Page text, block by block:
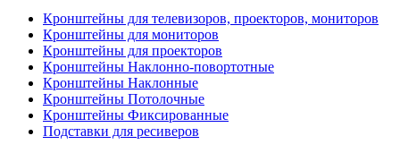
Кронштейны для телевизоров, проекторов, мониторов
Кронштейны для мониторов
Кронштейны для проекторов
Кронштейны Наклонно-повортотные
Кронштейны Наклонные
Кронштейны Потолочные
Кронштейны Фиксированные
Подставки для ресиверов